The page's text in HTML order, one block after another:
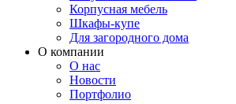
Корпусная мебель
Шкафы-купе
Для загородного дома
О компании
О нас
Новости
Портфолио